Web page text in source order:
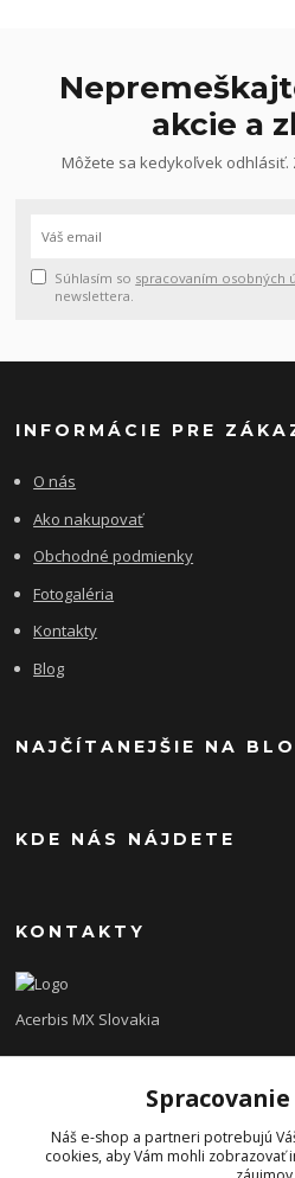
akcie a
Môžete sa kedykoľvek odhlásiť.
Súhlasím so spracovaním osobných
newslettera.
INFORMÁCIE PRE
O nás
Ako nakupovať
Obchodné podmienky
Fotogaléria
Kontakty
Blog
NAJČÍTANEJŠIE NA
KDE NÁS NÁJDETE
KONTAKTY
Acerbis MX Slovakia
+421948260186
Tel. číslo je určené iba pre SMS
Náš e-shop a partneri potrebujú
cookies, aby Vám mohli zobrazovať